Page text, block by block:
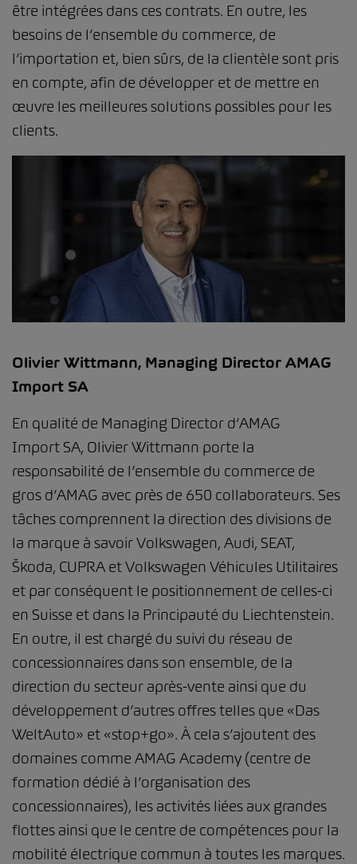
être intégrées dans ces contrats. En outre, les
besoins de l’ensemble du commerce, de
l’importation et, bien sûrs, de la clientèle sont pris
en compte, afin de développer et de mettre en
œuvre les meilleures solutions possibles pour les
clients.
Olivier Wittmann, Managing Director AMAG
Import SA
En qualité de Managing Director d’AMAG
Import SA, Olivier Wittmann porte la
responsabilité de l’ensemble du commerce de
gros d’AMAG avec près de 650 collaborateurs. Ses
tâches comprennent la direction des divisions de
la marque à savoir Volkswagen, Audi, SEAT,
Škoda, CUPRA et Volkswagen Véhicules Utilitaires
et par conséquent le positionnement de celles-ci
en Suisse et dans la Principauté du Liechtenstein.
En outre, il est chargé du suivi du réseau de
concessionnaires dans son ensemble, de la
direction du secteur après-vente ainsi que du
développement d’autres offres telles que «Das
WeltAuto» et «stop+go». À cela s’ajoutent des
domaines comme AMAG Academy (centre de
formation dédié à l’organisation des
concessionnaires), les activités liées aux grandes
flottes ainsi que le centre de compétences pour la
mobilité électrique commun à toutes les marques.